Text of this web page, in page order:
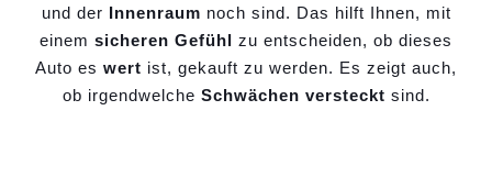
und der Innenraum noch sind. Das hilft Ihnen, mit
einem sicheren Gefühl zu entscheiden, ob dieses
Auto es wert ist, gekauft zu werden. Es zeigt auch,
ob irgendwelche Schwächen versteckt sind.